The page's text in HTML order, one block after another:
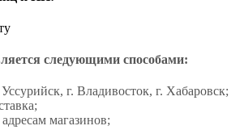
следующими способами:
г. Владивосток, г. Хабаровск;
магазинов;